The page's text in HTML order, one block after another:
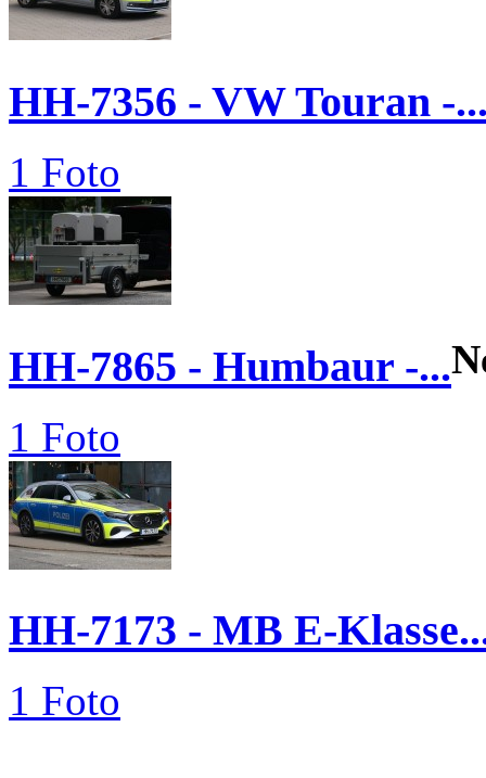
HH-7356 - VW Touran -
1 Foto
HH-7865 - Humbaur -...
1 Foto
HH-7173 - MB E-
1 Foto